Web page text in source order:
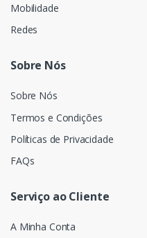
Mobilidade
Redes
Sobre Nós
Sobre Nós
Termos e Condições
Políticas de Privacidade
FAQs
Serviço ao Cliente
A Minha Conta